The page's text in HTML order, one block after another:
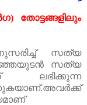
) തോട്ടങ്ങളിലും
സത്യ
സത്യ
ലഭിക്കുന്ന
.അവർക്ക്